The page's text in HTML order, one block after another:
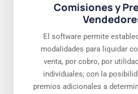
Comisiones y
El software permite
modalidades para liquidar
venta, por cobro, por
individuales; con la
premios adicionales a